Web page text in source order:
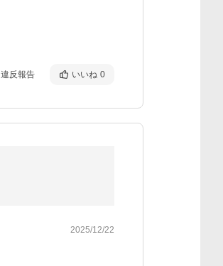
違反報告 いいね 0
2025/12/22